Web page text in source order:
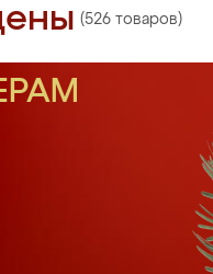
(526 товаров)